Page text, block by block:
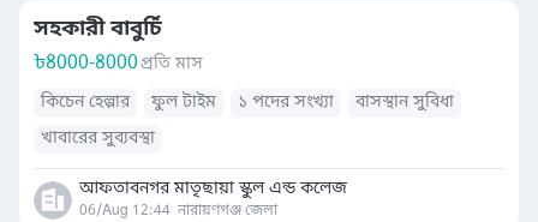
সহকারী বাবুর্চি
৳8000-8000প্রতি মাস
কিচেন হেল্পার
ফুল টাইম ১ পদের সংখ্যা
বাসস্থান সুবিধা
খাবারের সুব্যবস্থা
আফতাবনগর মাতৃছায়া স্কুল এন্ড কলেজ
06/Aug 12:44 নারায়ণগঞ্জ জেলা